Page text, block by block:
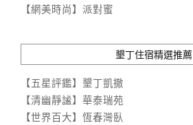
【網美時尚】派對蜜
墾丁住宿精選推薦
【五星評鑑】墾丁凱撒
【清幽靜謐】華泰瑞苑
【世界百大】恆春灣臥